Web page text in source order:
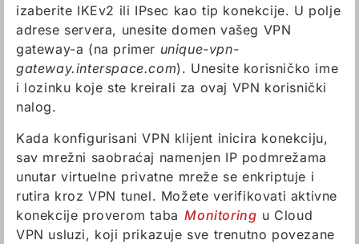
izaberite IKEv2 ili IPsec kao tip konekcije. U polje
adrese servera, unesite domen vašeg VPN
gateway-a (na primer unique-vpn-
gateway.interspace.com). Unesite korisničko ime
i lozinku koje ste kreirali za ovaj VPN korisnički
nalog.
Kada konfigurisani VPN klijent inicira konekciju,
sav mrežni saobraćaj namenjen IP podmrežama
unutar virtuelne privatne mreže se enkriptuje i
rutira kroz VPN tunel. Možete verifikovati aktivne
konekcije proverom taba Monitoring u Cloud
VPN usluzi, koji prikazuje sve trenutno povezane